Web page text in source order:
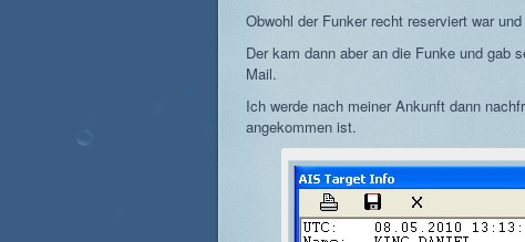
Obwohl der Funker recht reserviert war
Der kam dann aber an die Funke und gab
Mail.
Ich werde nach meiner Ankunft dann
angekommen ist.